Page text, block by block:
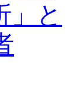
」と